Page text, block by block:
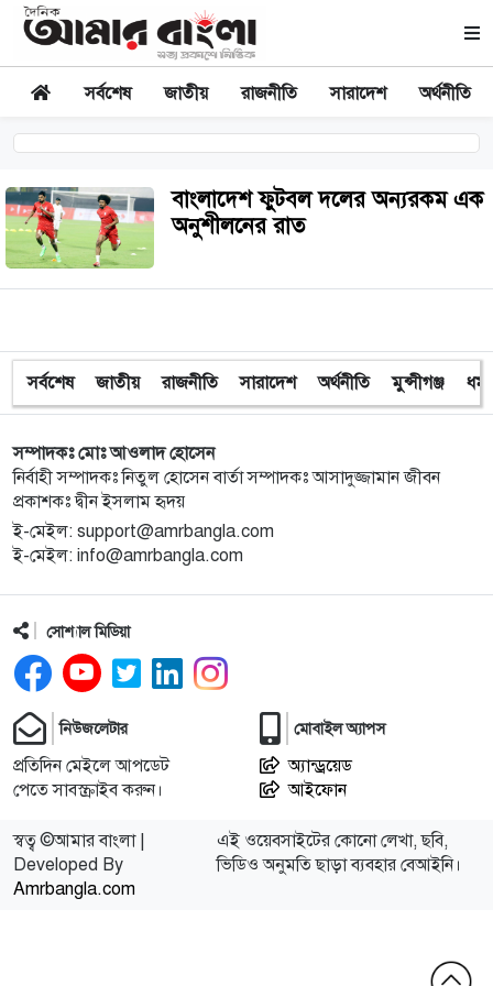
সর্বশেষ জাতীয় রাজনীতি সারাদেশ অর্থনীতি
বাংলাদেশ ফুটবল দলের অন্যরকম এক
অনুশীলনের রাত
সর্বশেষ জাতীয় রাজনীতি সারাদেশ অর্থনীতি মুন্সীগঞ্জ ধর্ম
সম্পাদকঃ মোঃ আওলাদ হোসেন
নির্বাহী সম্পাদকঃ নিতুল হোসেন বার্তা সম্পাদকঃ আসাদুজ্জামান জীবন
প্রকাশকঃ দ্বীন ইসলাম হৃদয়
ই-মেইল: support@amrbangla.com
ই-মেইল: info@amrbangla.com
সোশ্যাল মিডিয়া
নিউজলেটার
প্রতিদিন মেইলে আপডেট
পেতে সাবস্ক্রাইব করুন।
মোবাইল অ্যাপস
অ্যান্ড্রয়েড
আইফোন
স্বত্ব ©আমার বাংলা |
Developed By
Amrbangla.com
এই ওয়েবসাইটের কোনো লেখা, ছবি,
ভিডিও অনুমতি ছাড়া ব্যবহার বেআইনি।